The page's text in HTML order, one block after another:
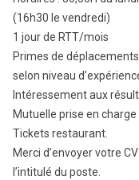
(16h30 le vendredi)
1 jour de RTT/mois
Primes de
selon niveau
Intéressement aux
Mutuelle prise en charge
Tickets restaurant.
Merci d’envoyer votre
l’intitulé du poste.